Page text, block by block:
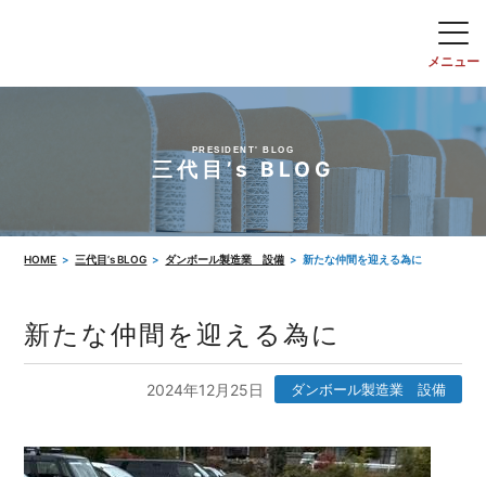
PRESIDENT' BLOG
三代目’s BLOG
HOME 三代目’s BLOG ダンボール製造業 設備 新たな仲間を迎える為に
新たな仲間を迎える為に
2024年12月25日 ダンボール製造業 設備